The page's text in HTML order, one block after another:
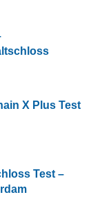
X Plus Test
Test –